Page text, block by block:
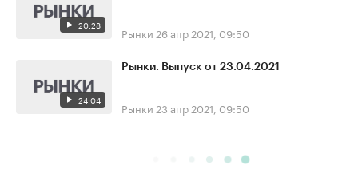
20:28 Рынки 26 апр 2021, 09:50
24:04
Рынки. Выпуск от 23.04.2021
Рынки 23 апр 2021, 09:50